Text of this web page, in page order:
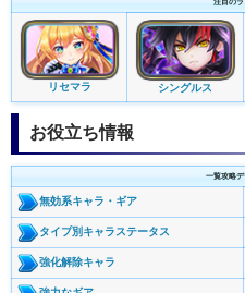
注目の
リセマラ シングルス
お役立ち情報
一覧攻略デ
無効系キャラ・ギア
タイプ別キャラステータス
強化解除キャラ